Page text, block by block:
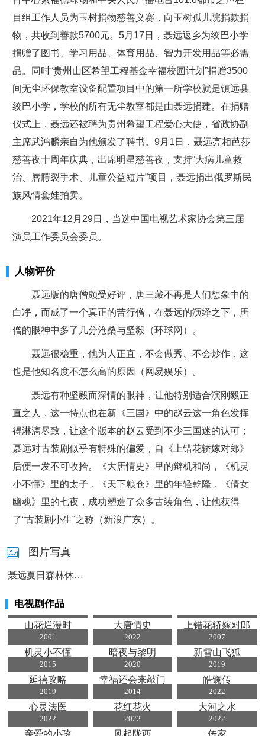
目组工作人员为玉树捐物慈善义赛，向玉树孤儿院捐款捐
物，共收到善款5700元。5月17日，聂远返乡为绞巴小学
捐赠了图书、学习用品、体育用品、智力开发用品等必需
品。同时“贵州山区希望工程基金幸福校园计划”捐赠3500
间无尘环保教室设备配置项目中的第一所学校就是镇远县
绞巴小学，学校的所有无尘教室都是由聂远捐建。在捐赠
仪式上，聂远还被聘为贵州希望工程爱心大使，省政协副
主席武鸿麟亲自为他颁发了聘书。9月1日，聂远亮相芭莎
慈善夜十周年庆典，出席明星慈善夜，支持“大病儿童救
治、唇腭裂手术、儿童公益短片”项目，聂远捐出俄罗斯民
族风情套娃拍卖。
2021年12月29日，当选中国电视艺术家协会第三届
演员工作委员会委员。
人物评价
聂远版的唐僧颇受好评，唐三藏不再是人们想象中的
白净，而成了一个真正的苦行僧，在聂远的演绎之下，唐
僧的眼神中多了几分沧桑与坚毅（环球网）。
聂远很稳重，他为人正直，不会做秀、不会炒作，这
也是他知名度不怎么高的原因（网易娱乐）。
聂远有种坚毅而深情的眼神，让他特别适合演刚毅正
直之人，这一特点也在新《三国》中的赵云这一角色发挥
得淋漓尽致，让这个版本的赵云受到不少三国迷的认可；
聂远对古装剧似乎有特殊的偏爱，自《上错花轿嫁对郎》
后便一发不可收拾。《大唐情史》里的辩机和尚，《机灵
小不懂》里的太子，《天下粮仓》里的年轻乾隆，《倩女
幽魂》里的七夜，成功塑造了众多古装角色，让他获得
了“古装剧小生”之称（新浪广东）。
图片写真
聂远夏日森林休闲静谧时尚写真照
电视剧作品
2024
山花烂漫时 大唐情史 上错花轿嫁对郎
2001
机灵小不懂
2022
暗夜与黎明
2007
新雪山飞狐
2015
延禧攻略
2020
幸福还会来敲门
2019
皓镧传
2019
心灵法医
2014
花红花火
2022
大河之水
2022
亲爱的小孩
2022
风起陇西
2022
传家